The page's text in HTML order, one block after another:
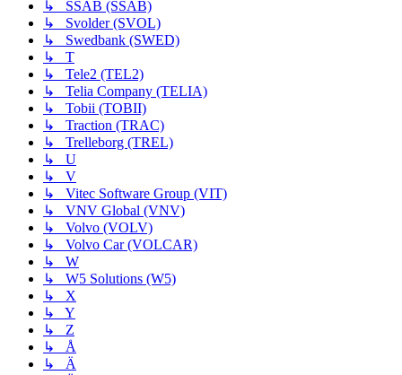
↳ SSAB (SSAB)
↳ Svolder (SVOL)
↳ Swedbank (SWED)
↳ T
↳ Tele2 (TEL2)
↳ Telia Company (TELIA)
↳ Tobii (TOBII)
↳ Traction (TRAC)
↳ Trelleborg (TREL)
↳ U
↳ V
↳ Vitec Software Group (VIT)
↳ VNV Global (VNV)
↳ Volvo (VOLV)
↳ Volvo Car (VOLCAR)
↳ W
↳ W5 Solutions (W5)
↳ X
↳ Y
↳ Z
↳ Å
↳ Ä